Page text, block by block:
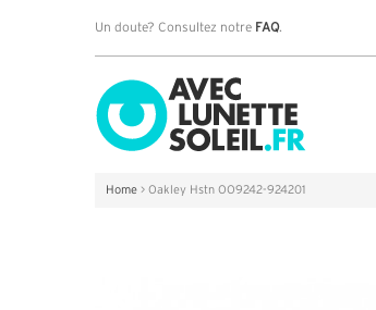
Un doute? Consultez notre FAQ.
Home > Oakley Hstn OO9242-924201